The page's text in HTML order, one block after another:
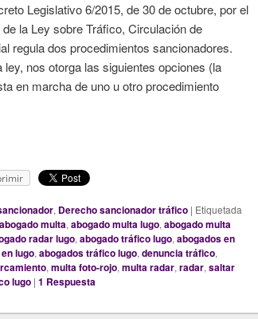
Legislativo 6/2015, de 30 de octubre, por el
la Ley sobre Tráfico, Circulación de
regula dos procedimientos sancionadores.
nos otorga las siguientes opciones (la
en marcha de uno u otro procedimiento
debo hacer si me han notificado una
, Derecho sancionador tráfico | Etiquetada
abogado multa, abogado multa lugo, abogado multa
radar lugo, abogado tráfico lugo, abogados en
lugo, abogados tráfico lugo, denuncia tráfico,
, multa foto-rojo, multa radar, radar, saltar
lugo | 1 Respuesta